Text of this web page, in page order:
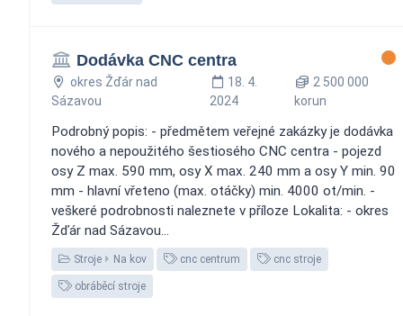
Dodávka CNC centra
okres Žďár nad
Sázavou
18. 4.
2024
2 500 000
korun
Podrobný popis: - předmětem veřejné zakázky je dodávka
nového a nepoužitého šestiosého CNC centra - pojezd
osy Z max. 590 mm, osy X max. 240 mm a osy Y min. 90
mm - hlavní vřeteno (max. otáčky) min. 4000 ot/min. -
veškeré podrobnosti naleznete v příloze Lokalita: - okres
Žďár nad Sázavou...
Stroje Na kov cnc centrum cnc stroje
obráběcí stroje